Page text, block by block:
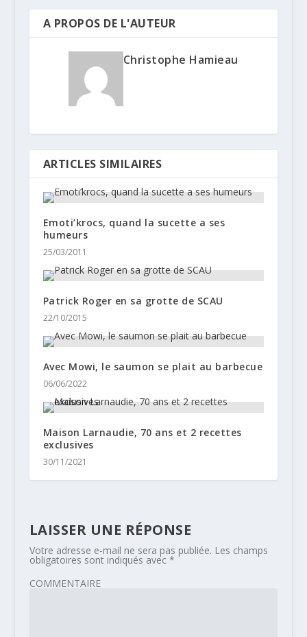
A PROPOS DE L'AUTEUR
Christophe Hamieau
ARTICLES SIMILAIRES
Emoti’krocs, quand la sucette a ses
humeurs
25/03/2011
Patrick Roger en sa grotte de SCAU
22/10/2015
Avec Mowi, le saumon se plait au barbecue
06/06/2022
Maison Larnaudie, 70 ans et 2 recettes
exclusives
30/11/2021
LAISSER UNE RÉPONSE
Votre adresse e-mail ne sera pas publiée. Les champs
obligatoires sont indiqués avec *
COMMENTAIRE